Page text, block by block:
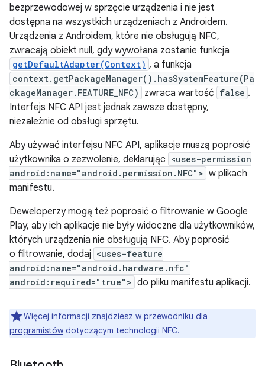
bezprzewodowej w sprzęcie urządzenia i nie jest
dostępna na wszystkich urządzeniach z Androidem.
Urządzenia z Androidem, które nie obsługują NFC,
zwracają obiekt null, gdy wywołana zostanie funkcja
getDefaultAdapter(Context) , a funkcja
context.getPackageManager().hasSystemFeature(Pa
ckageManager.FEATURE_NFC)
zwraca wartość false .
Interfejs NFC API jest jednak zawsze dostępny,
niezależnie od obsługi sprzętu.
Aby używać interfejsu NFC API, aplikacje muszą poprosić
użytkownika o zezwolenie, deklarując <uses-permission
android:name="android.permission.NFC"> w plikach
manifestu.
Deweloperzy mogą też poprosić o filtrowanie w Google
Play, aby ich aplikacje nie były widoczne dla użytkowników,
których urządzenia nie obsługują NFC. Aby poprosić
o filtrowanie, dodaj <uses-feature
android:name="android.hardware.nfc"
android:required="true"> do pliku manifestu aplikacji.
Więcej informacji znajdziesz w przewodniku dla
programistów dotyczącym technologii NFC.